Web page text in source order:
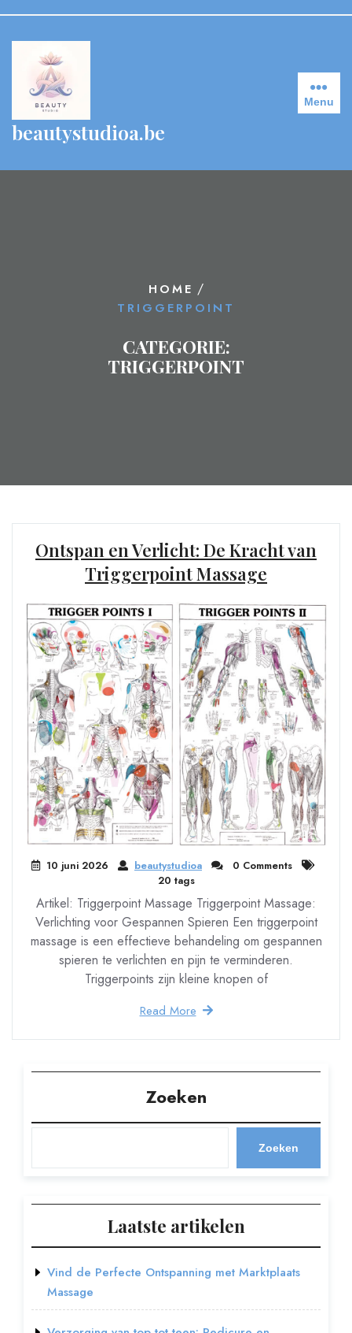
content
beautystudioa.be
Menu
HOME /
TRIGGERPOINT
CATEGORIE:
TRIGGERPOINT
Ontspan en Verlicht: De Kracht van
Triggerpoint Massage
10 juni 2026 beautystudioa
0 Comments
20 tags
Artikel: Triggerpoint Massage Triggerpoint Massage:
Verlichting voor Gespannen Spieren Een triggerpoint
massage is een effectieve behandeling om gespannen
spieren te verlichten en pijn te verminderen.
Triggerpoints zijn kleine knopen of
Read More
Zoeken
Zoeken
Laatste artikelen
Vind de Perfecte Ontspanning met Marktplaats
Massage